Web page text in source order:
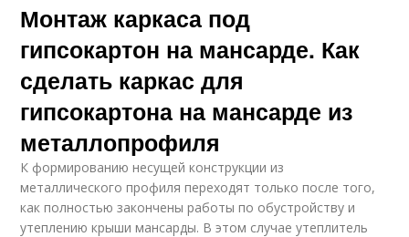
Монтаж каркаса под
гипсокартон на мансарде. Как
сделать каркас для
гипсокартона на мансарде из
металлопрофиля
К формированию несущей конструкции из
металлического профиля переходят только после того,
как полностью закончены работы по обустройству и
утеплению крыши мансарды. В этом случае утеплитель